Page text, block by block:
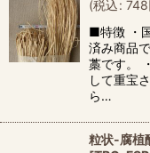
(税込: 748
■特徴 ・
済み商品
藁です。
して重宝
ら…
粒状-腐植